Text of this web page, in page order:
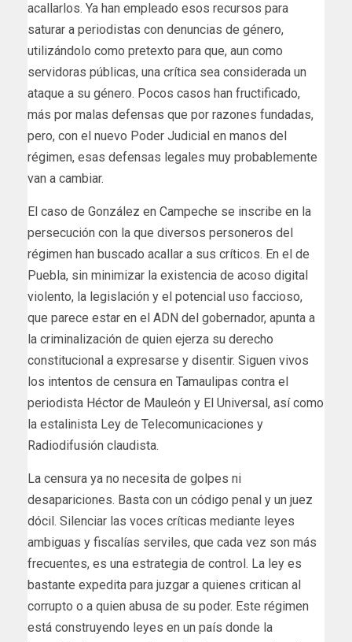
acallarlos. Ya han empleado esos recursos para
saturar a periodistas con denuncias de género,
utilizándolo como pretexto para que, aun como
servidoras públicas, una crítica sea considerada un
ataque a su género. Pocos casos han fructificado,
más por malas defensas que por razones fundadas,
pero, con el nuevo Poder Judicial en manos del
régimen, esas defensas legales muy probablemente
van a cambiar.
El caso de González en Campeche se inscribe en la
persecución con la que diversos personeros del
régimen han buscado acallar a sus críticos. En el de
Puebla, sin minimizar la existencia de acoso digital
violento, la legislación y el potencial uso faccioso,
que parece estar en el ADN del gobernador, apunta a
la criminalización de quien ejerza su derecho
constitucional a expresarse y disentir. Siguen vivos
los intentos de censura en Tamaulipas contra el
periodista Héctor de Mauleón y El Universal, así como
la estalinista Ley de Telecomunicaciones y
Radiodifusión claudista.
La censura ya no necesita de golpes ni
desapariciones. Basta con un código penal y un juez
dócil. Silenciar las voces críticas mediante leyes
ambiguas y fiscalías serviles, que cada vez son más
frecuentes, es una estrategia de control. La ley es
bastante expedita para juzgar a quienes critican al
corrupto o a quien abusa de su poder. Este régimen
está construyendo leyes en un país donde la